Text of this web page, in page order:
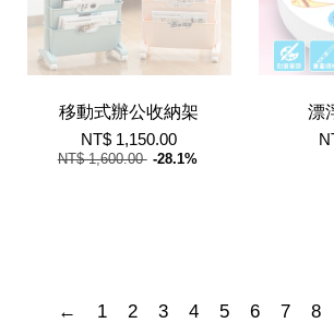
移動式辦公收納架
NT$ 1,150.00
NT$ 1,600.00 -28.1%
漂
← 1 2 3 4 5 6 7 8